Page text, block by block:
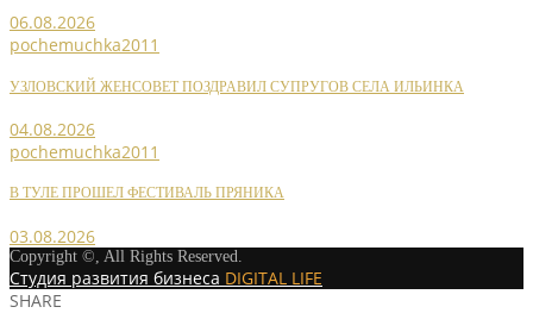
06.08.2026
pochemuchka2011
УЗЛОВСКИЙ ЖЕНСОВЕТ ПОЗДРАВИЛ СУПРУГОВ СЕЛА ИЛЬИНКА
04.08.2026
pochemuchka2011
В ТУЛЕ ПРОШЕЛ ФЕСТИВАЛЬ ПРЯНИКА
03.08.2026
Copyright ©, All Rights Reserved.
Студия развития бизнеса DIGITAL LIFE
SHARE